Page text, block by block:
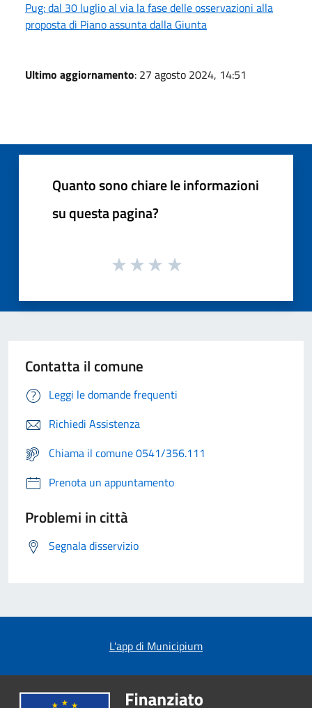
Pug: dal 30 luglio al via la fase delle osservazioni alla
proposta di Piano assunta dalla Giunta
Ultimo aggiornamento: 27 agosto 2024, 14:51
Quanto sono chiare le informazioni
su questa pagina?
Contatta il comune
Leggi le domande frequenti
Richiedi Assistenza
Chiama il comune 0541/356.111
Prenota un appuntamento
Problemi in città
Segnala disservizio
L'app di Municipium